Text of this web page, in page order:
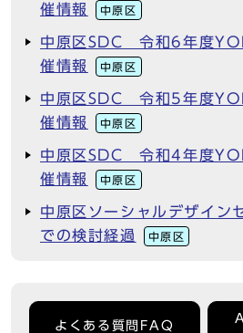
催情報
中原区
中原区SDC 令和6年度
催情報
中原区
中原区SDC 令和5年度
催情報
中原区
中原区SDC 令和4年度
催情報
中原区
中原区ソーシャルデザイン
での検討経過
中原区
よくある質問FAQ